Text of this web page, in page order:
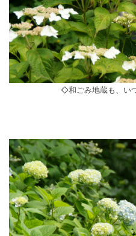
◇和ごみ地蔵も、い